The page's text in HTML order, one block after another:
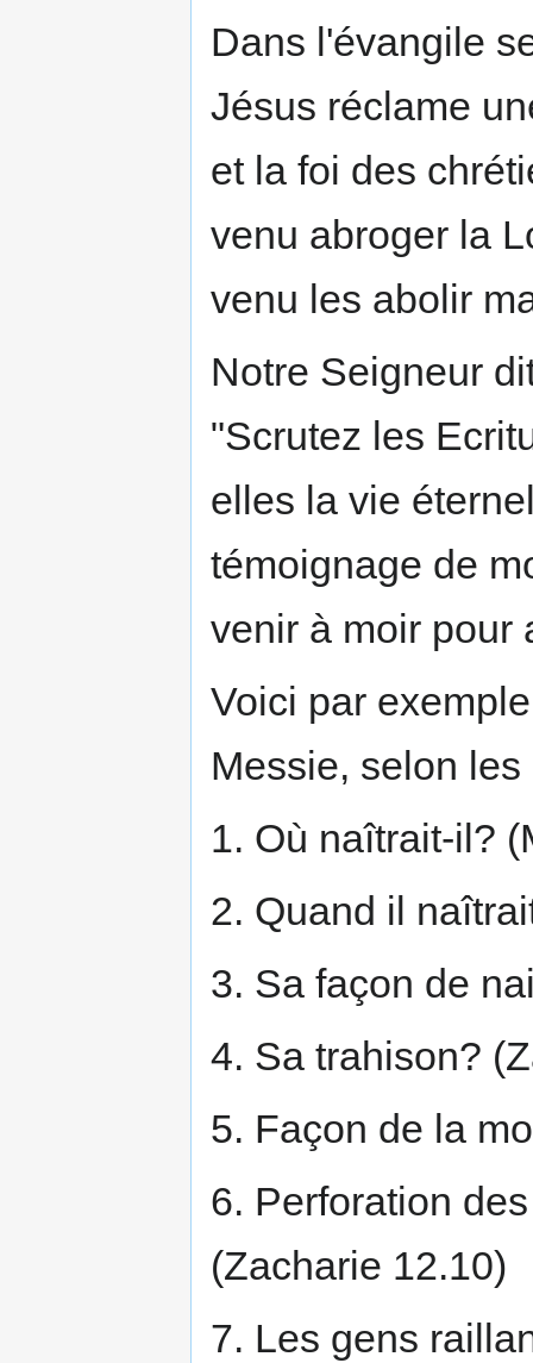
Dans l'évangile
Jésus réclame
et la foi des
venu abroger la
venu les abolir
Notre Seigneur
"Scrutez les
elles la vie
témoignage de
venir à moir pour
Voici par
Messie, selon
1. Où naîtrait-il?
2. Quand il
3. Sa façon de
4. Sa trahison?
5. Façon de la
6. Perforation
(Zacharie 12.10)
7. Les gens